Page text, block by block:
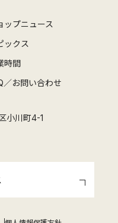
ップニュース
ックス
時間
／お問い合わせ
小川町4-1